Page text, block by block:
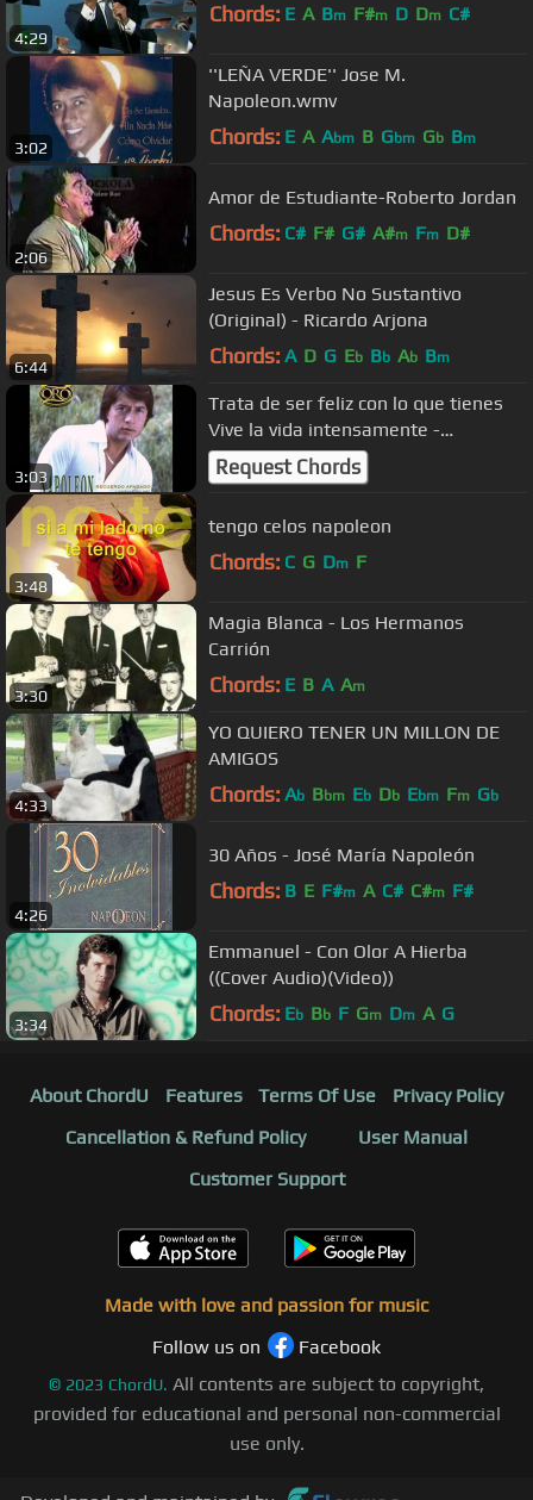
4:29
Chords: E A Bm F#m D Dm C#
3:02
''LEÑA VERDE'' Jose M.
Napoleon.wmv
Chords: E A Abm B Gbm Gb Bm
2:06
Amor de Estudiante-Roberto Jordan
Chords: C# F# G# A#m Fm D#
6:44
Jesus Es Verbo No Sustantivo
(Original) - Ricardo Arjona
Chords: A D G Eb Bb Ab Bm
3:03
Trata de ser feliz con lo que tienes
Vive la vida intensamente -
Napoleon
Request Chords
3:48
tengo celos napoleon
Chords: C G Dm F
3:30
Magia Blanca - Los Hermanos
Carrión
Chords: E B A Am
4:33
YO QUIERO TENER UN MILLON DE
AMIGOS
Chords: Ab Bbm Eb Db Ebm Fm Gb
4:26
30 Años - José María Napoleón
Chords: B E F#m A C# C#m F#
3:34
Emmanuel - Con Olor A Hierba
((Cover Audio)(Video))
Chords: Eb Bb F Gm Dm A G
About ChordU Features Terms Of Use
Privacy Policy
Cancellation & Refund Policy
User Manual
Customer Support
Made with love and passion for music
Follow us on
Facebook
© 2023 ChordU. All contents are subject to copyright,
provided for educational and personal non-commercial
use only.